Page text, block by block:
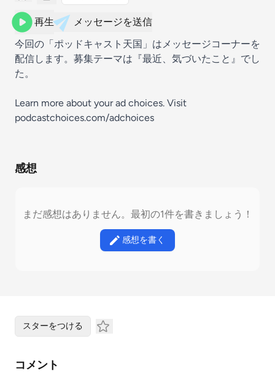
再生
メッセージを送信
今回の「ポッドキャスト天国」はメッセージコーナーを
配信します。募集テーマは『最近、気づいたこと』でし
た。
Learn more about your ad choices. Visit
podcastchoices.com/adchoices
感想
まだ感想はありません。最初の1件を書きましょう！
感想を書く
スターをつける
コメント